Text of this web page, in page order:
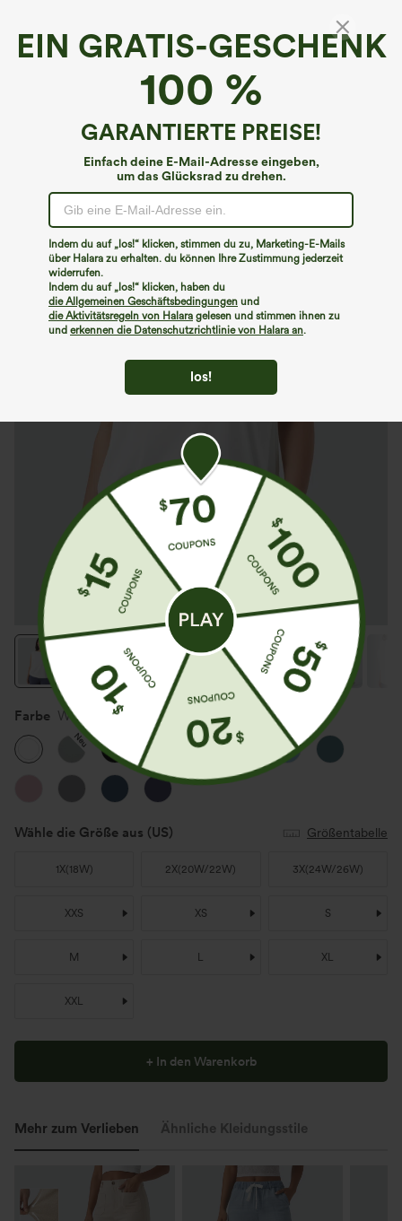
EIN GRATIS-GESCHENK
100 %
GARANTIERTE PREISE!
Einfach deine E-Mail-Adresse eingeben,
um das Glücksrad zu drehen.
Indem du auf „los!“ klicken, stimmen du zu, Marketing-E-Mails
über Halara zu erhalten. du können Ihre Zustimmung jederzeit
widerrufen.
Indem du auf „los!“ klicken, haben du
die Allgemeinen Geschäftsbedingungen und
die Aktivitätsregeln von Halara gelesen und stimmen ihnen zu
und erkennen die Datenschutzrichtlinie von Halara an.
los!
Yoga-Tanktop in Übergröße mit
Rundhalsausschnitt und Cool-Touch - UPF50+
€17,95 EUR
Farbe Weiß
Neu
Wähle die Größe aus (US) Größentabelle
1X(18W) 2X(20W/22W) 3X(24W/26W)
XXS XS S
M L XL
XXL
+ In den Warenkorb
Mehr zum Verlieben Ähnliche Kleidungsstile